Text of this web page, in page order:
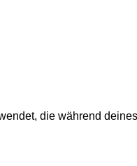
die während